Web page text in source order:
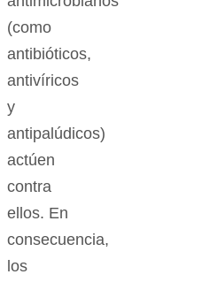
(como
antibióticos,
antivíricos
y
antipalúdicos)
actúen
contra
ellos. En
consecuencia,
los